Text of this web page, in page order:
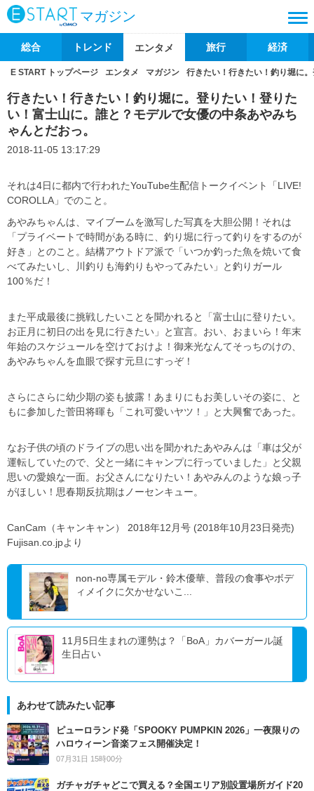
マガジン
総合 トレンド エンタメ 旅行 経済
E START トップページ エンタメ マガジン 行きたい！行きたい！釣り堀に
行きたい！行きたい！釣り堀に。登りたい！登りた
い！富士山に。誰と？モデルで女優の中条あやみち
ゃんとだおっ。
2018-11-05 13:17:29
それは4日に都内で行われたYouTube生配信トークイベント「LIVE!
COROLLA」でのこと。
あやみちゃんは、マイブームを激写した写真を大胆公開！それは
「プライベートで時間がある時に、釣り堀に行って釣りをするのが
好き」とのこと。結構アウトドア派で「いつか釣った魚を焼いて食
べてみたいし、川釣りも海釣りもやってみたい」と釣りガール
100％だ！
また平成最後に挑戦したいことを聞かれると「富士山に登りたい。
お正月に初日の出を見に行きたい」と宣言。おい、おまいら！年末
年始のスケジュールを空けておけよ！御来光なんてそっちのけの、
あやみちゃんを血眼で探す元旦にすっぞ！
さらにさらに幼少期の姿も披露！あまりにもお美しいその姿に、と
もに参加した菅田将暉も「これ可愛いヤツ！」と大興奮であった。
なお子供の頃のドライブの思い出を聞かれたあやみんは「車は父が
運転していたので、父と一緒にキャンプに行っていました」と父親
思いの愛娘な一面。お父さんになりたい！あやみんのような娘っ子
がほしい！思春期反抗期はノーセンキュー。
CanCam（キャンキャン） 2018年12月号 (2018年10月23日発売)
Fujisan.co.jpより
non-no専属モデル・鈴木優華、普段の食事やボデ
ィメイクに欠かせないこ...
11月5日生まれの運勢は？「BoA」カバーガール誕
生日占い
あわせて読みたい記事
ピューロランド発「SPOOKY PUMPKIN 2026」一夜限りの
ハロウィーン音楽フェス開催決定！
07月31日 15時00分
ガチャガチャどこで買える？全国エリア別設置場所ガイド20